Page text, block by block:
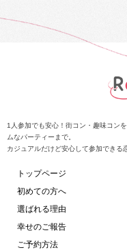
1人参加でも安心！街コン・趣味コン
ムなパーティーまで。
カジュアルだけど安心して参加できる
トップページ
初めての方へ
選ばれる理由
幸せのご報告
ご予約方法